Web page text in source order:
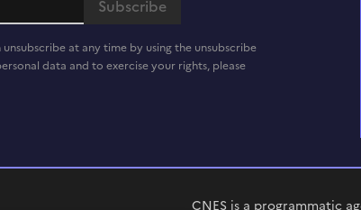
at any time by using the unsubscribe
data and to exercise your rights, please